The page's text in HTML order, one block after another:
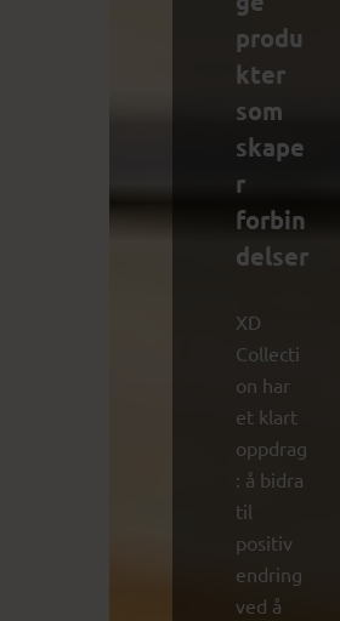
produ
kter
som
skape
r
forbin
delser
XD
Collecti
on har
et klart
oppdrag
: å bidra
til
positiv
endring
ved å